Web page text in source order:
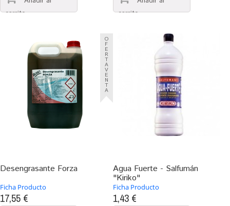
O
F
E
R
T
A
V
E
N
T
A
Desengrasante Forza
Ficha Producto
17,55 €
Agua Fuerte - Salfumán
"Kiriko"
Ficha Producto
1,43 €